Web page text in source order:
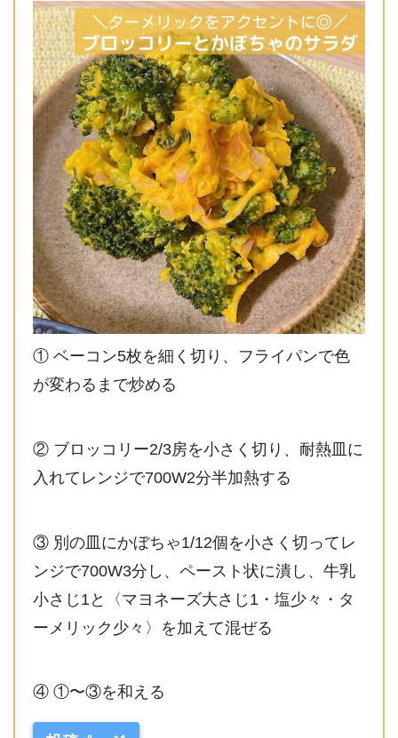
① ベーコン5枚を細く切り、フライパンで色
が変わるまで炒める
② ブロッコリー2/3房を小さく切り、耐熱皿に
入れてレンジで700W2分半加熱する
③ 別の皿にかぼちゃ1/12個を小さく切ってレ
ンジで700W3分し、ペースト状に潰し、牛乳
小さじ1と〈マヨネーズ大さじ1・塩少々・タ
ーメリック少々〉を加えて混ぜる
④ ①〜③を和える